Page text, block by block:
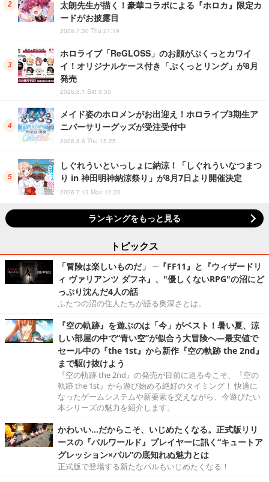
太朗先生が描く！豪華コラボによる『ホロカ』限定カ
ードがお披露目
2026.7.30 Thu 21:19
ホロライブ「ReGLOSS」のお顔がぷくっとカワイ
イ！オリジナルケース付き「ぷくっとリング」が8月
発売
2026.8.1 Sat 9:30
メイド姿のホロメンがお出迎え！ホロライブ3期生ア
ニバーサリーグッズが受注受付中
2026.8.6 Thu 15:25
しぐれういといっしょに納涼！「しぐれういなつまつ
り in 神田明神納涼祭り」が8月7日より開催決定
2026.7.13 Mon 12:20
ランキングをもっと見る
トピックス
「冒険は楽しいものだ」 ─『FF11』と『ウィザードリ
ィ ヴァリアンツ ダフネ』、"優しくないRPG"の沼にど
っぷり沈んだ4人の話
ふたつの沼の住人たちが語る奥深さとは。
『空の軌跡』を遊ぶのは「今」がベスト！暑い夏、涼
しい部屋の中で“青い空”が似合う大冒険へ―最安値で
セール中の『the 1st』から新作『空の軌跡 the 2nd』
まで駆け抜けよう
『空の軌跡 the 2nd』の発売が目前に迫る今こそ、『空の
軌跡 the 1st』から遊び始める絶好のタイミング！ 快適に
なったゲームシステムや新要素を交えながら、今遊びたい
本シリーズの魅力を紹介します。
かわいい…だからこそ、いじめたくなる。正式版リリ
ースの『パルワールド』プレイヤーに訊く“キュートア
グレッション×パル”の底知れぬ魅力とは
正式版で登場する新たなパルもいじめたくなる！